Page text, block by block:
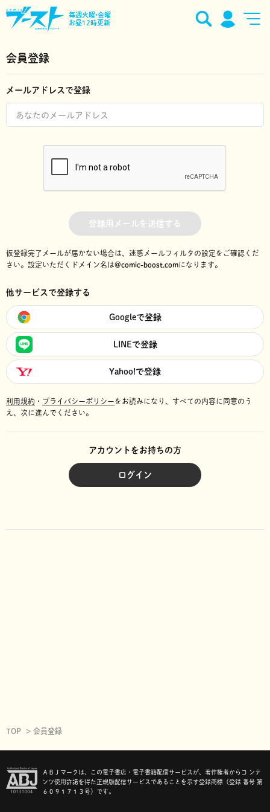
毎週火曜•金曜
お昼12時更新
会員登録
メールアドレスで登録
登録用メールを送信する
仮登録完了メールが届かない場合は、迷惑メールフィルタの設定をご確認くだ
さい。 設定いただくドメイン名は@comic-boost.comになります。
他サービスで登録する
Googleで登録
LINEで登録
Yahoo!で登録
利用規約 ・ プライバシーポリシーをお読みになり、 すべての内容に同意のう
え、次に進んでください。
アカウントをお持ちの方
ログイン
TOP 会員登録
ＡＢＪマークは、この電子書店・電子書籍配信サービスが、著作権者からコ ンテ
ンツ使用許諾を得た正規版配信サービスであることを示す登録商標（登録 番号 第
６０９１７１３号）です。